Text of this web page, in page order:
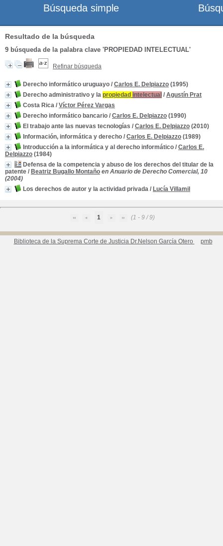
Resultado de la búsqueda
9 búsqueda de la palabra clave 'PROPIEDAD INTELECTUAL'
Refinar búsqueda
Derecho informático uruguayo / Carlos E. Delpiazzo (1995)
Derecho administrativo y la propiedad intelectual / Agustín Prat
Costa Rica / Víctor Pérez Vargas
Derecho informático bancario / Carlos E. Delpiazzo (1990)
El trabajo ante las nuevas tecnologías / Carlos E. Delpiazzo (2010)
Información, informática y derecho / Carlos E. Delpiazzo (1989)
Introducción a la informática y al derecho informático / Carlos E.
Delpiazzo (1984)
Defensa de la competencia y abuso de los derechos del titular de la
patente / Beatriz Bugallo Montaño en Anuario de Derecho Comercial, 10
(2004)
Los derechos de autor y la actividad privada / Lucía Villamil
1 (1 - 9 / 9)
Biblioteca de la Suprema Corte de Justicia Dr.Nelson García Otero pmb
Búsqueda simple